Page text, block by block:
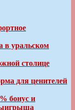
в уральском
столице
для ценителей
бонус и